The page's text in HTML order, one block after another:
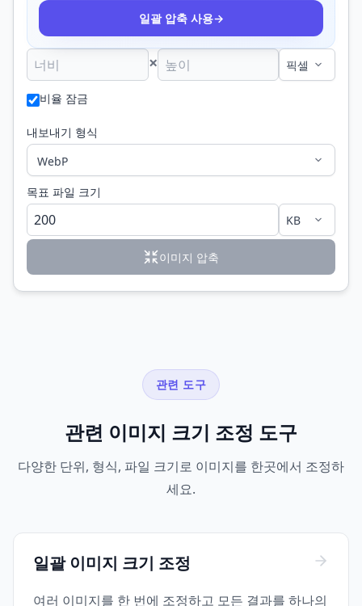
일괄 압축 사용→
×
비율 잠금
내보내기 형식
목표 파일 크기
이미지 압축
관련 도구
관련 이미지 크기 조정 도구
다양한 단위, 형식, 파일 크기로 이미지를 한곳에서 조정하
세요.
일괄 이미지 크기 조정
여러 이미지를 한 번에 조정하고 모든 결과를 하나의